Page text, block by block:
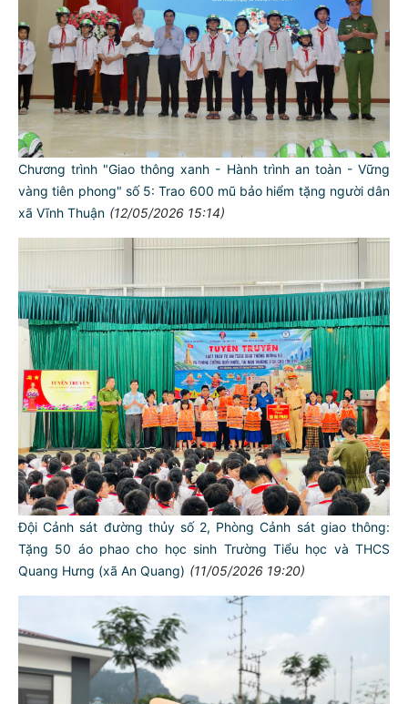
Chương trình "Giao thông xanh - Hành trình an toàn - Vững
vàng tiên phong" số 5: Trao 600 mũ bảo hiểm tặng người dân
xã Vĩnh Thuận (12/05/2026 15:14)
Đội Cảnh sát đường thủy số 2, Phòng Cảnh sát giao thông:
Tặng 50 áo phao cho học sinh Trường Tiểu học và THCS
Quang Hưng (xã An Quang) (11/05/2026 19:20)